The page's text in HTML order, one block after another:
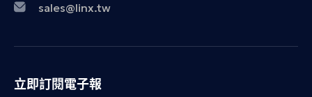
sales@linx.tw
立即訂閱電子報